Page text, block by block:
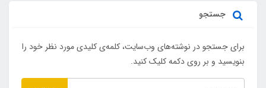
جستجو
برای جستجو در نوشته‌های وب‌سایت، کلمه‌ی کلیدی مورد نظر خود را
بنویسید و بر روی دکمه کلیک کنید.